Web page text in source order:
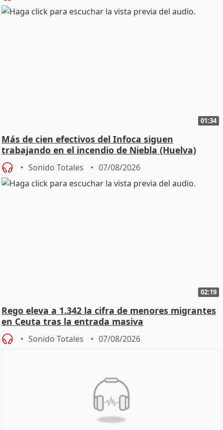
01:34
Más de cien efectivos del Infoca siguen
trabajando en el incendio de Niebla (Huelva)
Sonido Totales 07/08/2026
02:19
Rego eleva a 1.342 la cifra de menores migrantes
en Ceuta tras la entrada masiva
Sonido Totales 07/08/2026